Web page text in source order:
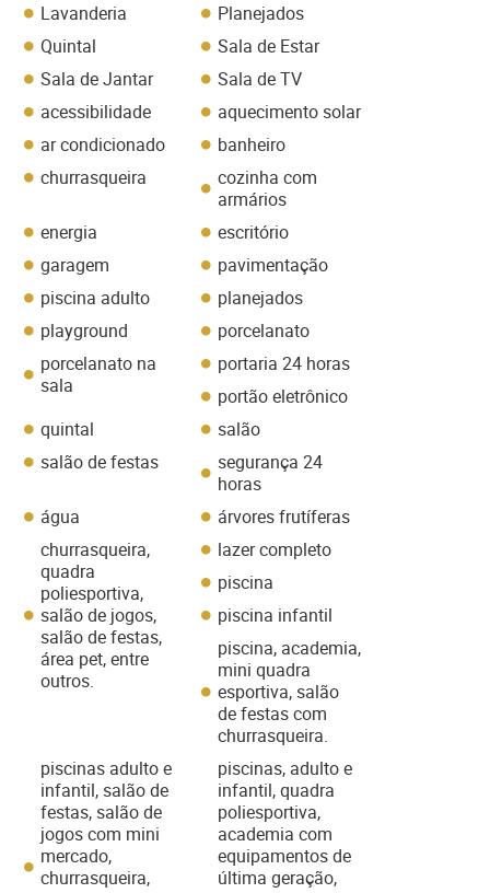
Lavanderia
Planejados
Quintal
Sala de Estar
Sala de Jantar
Sala de TV
acessibilidade
aquecimento solar
ar condicionado
banheiro
churrasqueira
cozinha com
armários
energia
escritório
garagem
pavimentação
piscina adulto
planejados
playground
porcelanato
porcelanato na
sala
portaria 24 horas
portão eletrônico
quintal
salão
salão de festas
segurança 24
horas
água
árvores frutíferas
churrasqueira,
quadra
poliesportiva,
salão de jogos,
salão de festas,
área pet, entre
outros.
lazer completo
piscina
piscina infantil
piscina, academia,
mini quadra
esportiva, salão
de festas com
churrasqueira.
piscinas adulto e
infantil, salão de
festas, salão de
jogos com mini
mercado,
churrasqueira,
piscinas, adulto e
infantil, quadra
poliesportiva,
academia com
equipamentos de
última geração,